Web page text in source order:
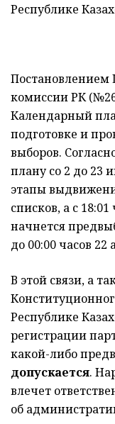
Республике
Постановлением
комиссии РК
Календарный
подготовке и
выборов.
плану со 2 до 23
этапы
списков, а с
начнется
до 00:00 часов 22
В этой связи, а
Республике
регистрации
какой-либо
допускается.
влечет
об